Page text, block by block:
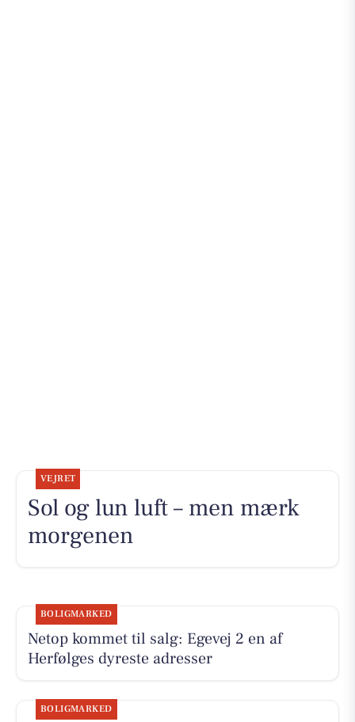
VEJRET
Sol og lun luft – men mærk
morgenen
BOLIGMARKED
Netop kommet til salg: Egevej 2 en af
Herfølges dyreste adresser
BOLIGMARKED